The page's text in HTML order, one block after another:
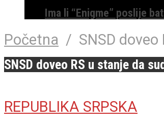
Ima li “Enigme” poslije
Početna / SNSD
SNSD doveo RS u stanje da
REPUBLIKA SRPSKA